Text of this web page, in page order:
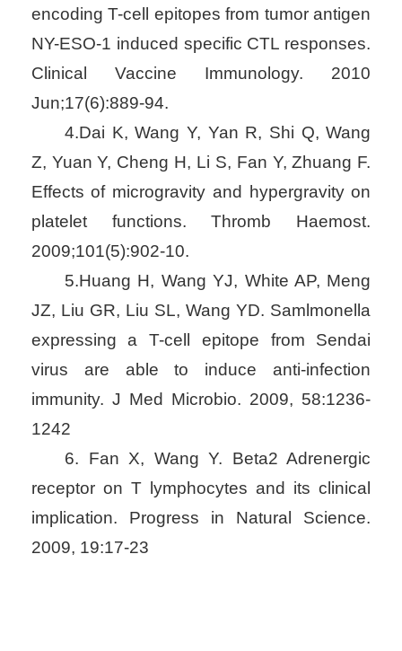
encoding T-cell epitopes from tumor antigen
NY-ESO-1 induced specific CTL responses.
Clinical Vaccine Immunology. 2010
Jun;17(6):889-94.
4.Dai K, Wang Y, Yan R, Shi Q, Wang
Z, Yuan Y, Cheng H, Li S, Fan Y, Zhuang F.
Effects of microgravity and hypergravity on
platelet functions. Thromb Haemost.
2009;101(5):902-10.
5.Huang H, Wang YJ, White AP, Meng
JZ, Liu GR, Liu SL, Wang YD. Samlmonella
expressing a T-cell epitope from Sendai
virus are able to induce anti-infection
immunity. J Med Microbio. 2009, 58:1236-
1242
6. Fan X, Wang Y. Beta2 Adrenergic
receptor on T lymphocytes and its clinical
implication. Progress in Natural Science.
2009, 19:17-23